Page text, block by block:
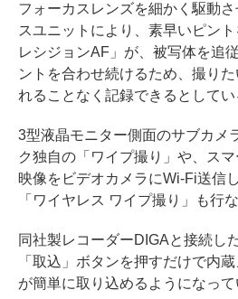
フォーカスレンズを細かく駆動
スユニットにより、素早いピン
レシジョンAF」が、被写体を追
ントを合わせ続けるため、撮り
れることなく記録できるとしてい
3型液晶モニター側面のサブカメ
ク独自の「ワイプ撮り」や、ス
映像をビデオカメラにWi-Fi送信
「ワイヤレス ワイプ撮り」も行な
同社製レコーダーDIGAと接続し
「取込」ボタンを押すだけで内
が簡単に取り込めるようになって